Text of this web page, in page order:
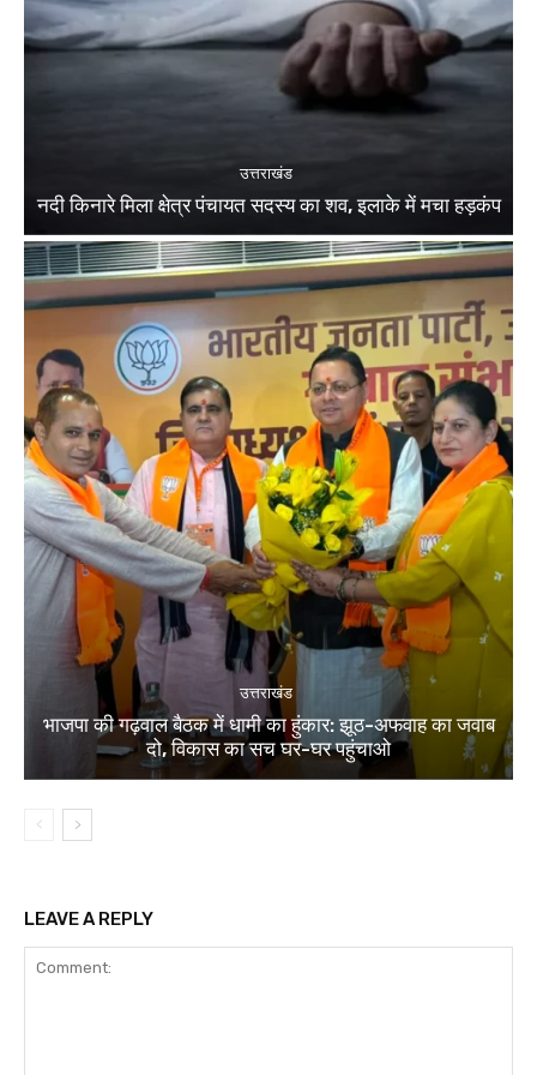
उत्तराखंड
नदी किनारे मिला क्षेत्र पंचायत सदस्य का शव, इलाके में मचा हड़कंप
उत्तराखंड
भाजपा की गढ़वाल बैठक में धामी का हुंकार: झूठ-अफवाह का जवाब
दो, विकास का सच घर-घर पहुंचाओ
LEAVE A REPLY